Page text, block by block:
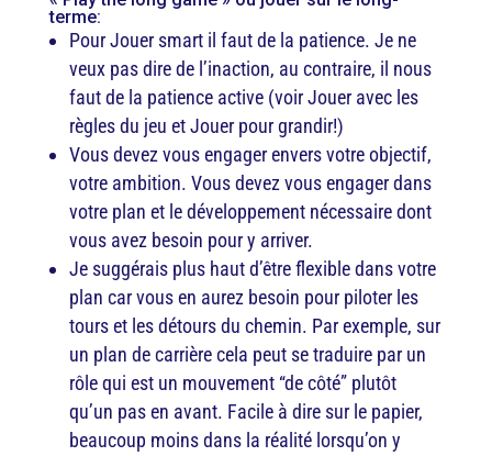
terme:
Pour Jouer smart il faut de la patience. Je ne
veux pas dire de l’inaction, au contraire, il nous
faut de la patience active (voir Jouer avec les
règles du jeu et Jouer pour grandir!)
Vous devez vous engager envers votre objectif,
votre ambition. Vous devez vous engager dans
votre plan et le développement nécessaire dont
vous avez besoin pour y arriver.
Je suggérais plus haut d’être flexible dans votre
plan car vous en aurez besoin pour piloter les
tours et les détours du chemin. Par exemple, sur
un plan de carrière cela peut se traduire par un
rôle qui est un mouvement “de côté” plutôt
qu’un pas en avant. Facile à dire sur le papier,
beaucoup moins dans la réalité lorsqu’on y